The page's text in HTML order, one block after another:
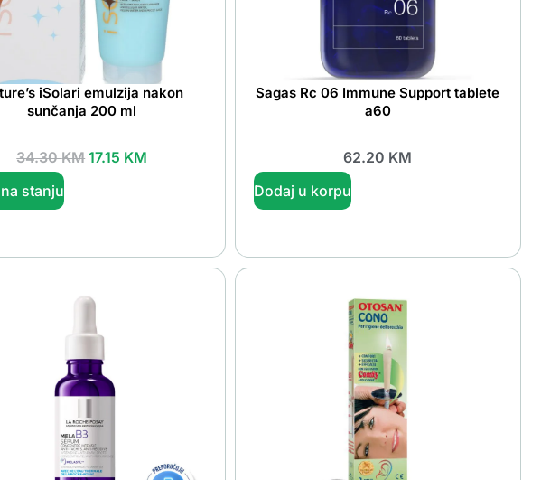
iSolari emulzija nakon
sunčanja 200 ml
34.30KM 17.15 KM
stanju
Sagas Rc 06 Immune Support tablete
a60
62.20 KM
Dodaj u korpu